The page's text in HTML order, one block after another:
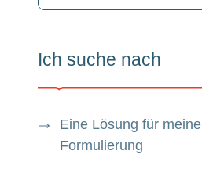
Ich suche nach
Eine Lösung für meine
Formulierung